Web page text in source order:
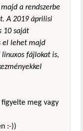
a rendszerbe
A 2019 áprilisi
10 saját
el lehet majd
fájlokat is,
figyelte meg vagy
:-))